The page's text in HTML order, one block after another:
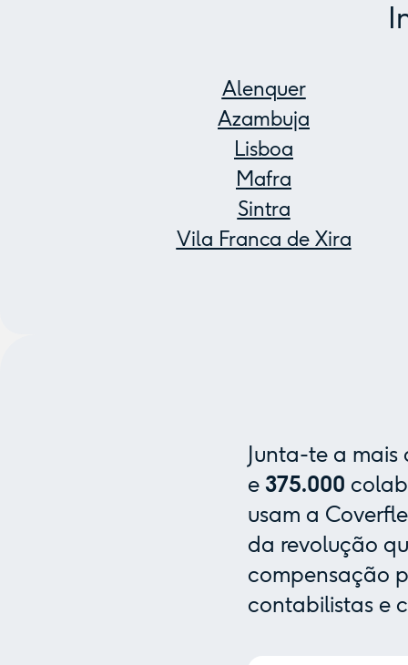
Alenquer
Azambuja
Lisboa
Mafra
Sintra
Vila Franca de Xira
Junta-te a
e 375.000
usam a
da revolução
compensação
contabilistas e